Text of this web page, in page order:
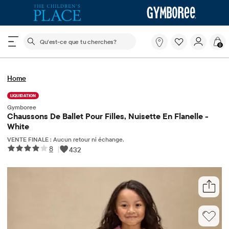
Le champ de recherche ci-dessous filtre les
Qu'est-
que
0
Home
LIQUIDATION
Gymboree
Chaussons De Ballet Pour Filles, Nuisette En Flanelle -
White
VENTE FINALE : Aucun retour ni échange.
8 | 432